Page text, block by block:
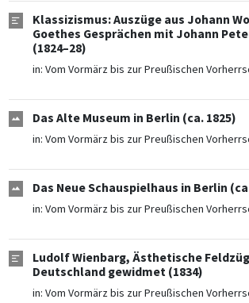
Klassizismus: Auszüge aus Johann
Goethes Gesprächen mit Johann
(1824–28)
in: Vom Vormärz bis zur Preußischen
Das Alte Museum in Berlin (ca. 1825)
in: Vom Vormärz bis zur Preußischen
Das Neue Schauspielhaus in Berlin
in: Vom Vormärz bis zur Preußischen
Ludolf Wienbarg, Ästhetische
Deutschland gewidmet (1834)
in: Vom Vormärz bis zur Preußischen